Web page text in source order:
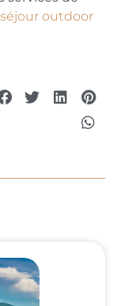
outdoor